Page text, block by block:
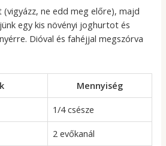
ne edd meg előre), majd
egy kis növényi joghurtot és
Dióval és fahéjjal megszórva
Mennyiség
1/4 csésze
2 evőkanál